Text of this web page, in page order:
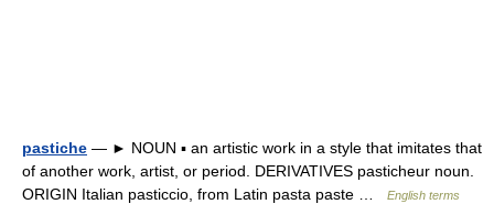
pastiche — ► NOUN ▪ an artistic work in a style that imitates that
of another work, artist, or period. DERIVATIVES pasticheur noun.
ORIGIN Italian pasticcio, from Latin pasta paste …
English terms